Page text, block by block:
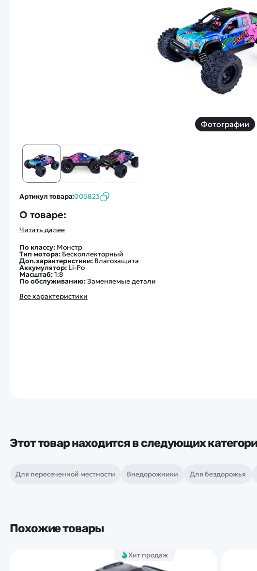
Дроны с 4k камерой
Скоростной катер
Вертолетик для детей ну
Скидки
Фотографии
Артикул товара:005823
О товаре:
Читать далее
По классу: Монстр
Тип мотора: Бесколлекторный
Доп.характеристики: Влагозащита
Аккумулятор: Li-Po
Масштаб:1:8
По обслуживанию:Заменяемые детали
Все характеристики
Этот товар находится в следующих
Для пересеченной местности Внедорожники Для бездорожья
Похожие товары
Хит продаж
Наши